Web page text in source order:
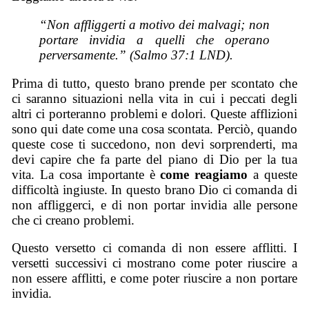
“Non affliggerti a motivo dei malvagi; non
portare invidia a quelli che operano
perversamente.” (Salmo 37:1 LND).
Prima di tutto, questo brano prende per scontato che
ci saranno situazioni nella vita in cui i peccati degli
altri ci porteranno problemi e dolori. Queste afflizioni
sono qui date come una cosa scontata. Perciò, quando
queste cose ti succedono, non devi sorprenderti, ma
devi capire che fa parte del piano di Dio per la tua
vita. La cosa importante ècome reagiamo a queste
difficoltà ingiuste. In questo brano Dio ci comanda di
non affliggerci, e di non portar invidia alle persone
che ci creano problemi.
Questo versetto ci comanda di non essere afflitti. I
versetti successivi ci mostrano come poter riuscire a
non essere afflitti, e come poter riuscire a non portare
invidia.